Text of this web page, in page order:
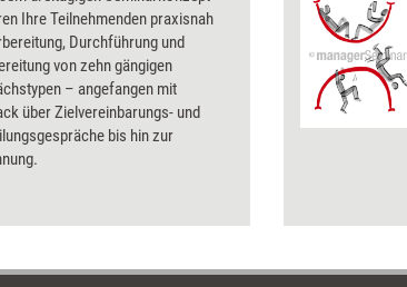
Ihre Teilnehmenden praxisnah
Durchführung und
von zehn gängigen
– angefangen mit
über Zielvereinbarungs- und
bis hin zur